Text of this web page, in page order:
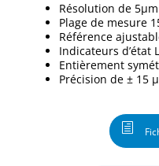
Résolution de
Plage de mesure
Référence
Indicateurs d’état
Entièrement
Précision de ± 15